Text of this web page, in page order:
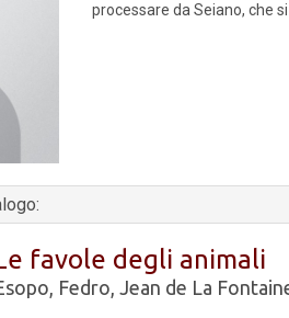
processare da Seiano, che
favole degli animali
Fedro Jean de La